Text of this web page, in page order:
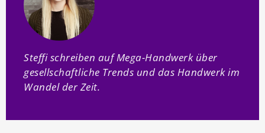
Steffi schreiben auf Mega-Handwerk über
gesellschaftliche Trends und das Handwerk im
Wandel der Zeit.